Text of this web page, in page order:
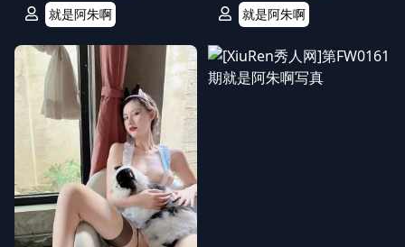
就是阿朱啊
就是阿朱啊